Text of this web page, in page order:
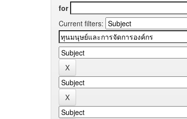
for
Current filters: